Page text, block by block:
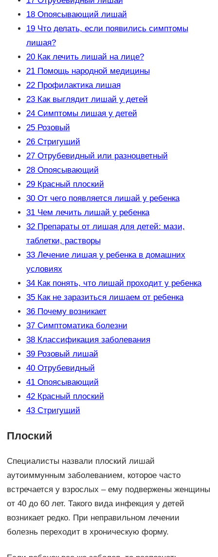
18Опоясывающий лишай
19Что делать, если появились симптомы
лишая?
20Как лечить лишай на лице?
21Помощь народной медицины
22Профилактика лишая
23Как выглядит лишай у детей
24Симптомы лишая у детей
25Розовый
26Стригущий
27Отрубевидный или разноцветный
28Опоясывающий
29Красный плоский
30От чего появляется лишай у ребенка
31Чем лечить лишай у ребенка
32Препараты от лишая для детей: мази,
таблетки, растворы
33Лечение лишая у ребенка в домашних
условиях
34Как понять, что лишай проходит у ребенка
35Как не заразиться лишаем от ребенка
36Почему возникает
37Симптоматика болезни
38Классификация заболевания
39Розовый лишай
40Отрубевидный
41Опоясывающий
42Красный плоский
43Стригущий
Плоский­
Специалисты назвали плоский лишай
аутоиммунным заболеванием, которое часто
встречается у взрослых – ему подвержены женщины
от 40 до 60 лет. Такого вида инфекция у детей
возникает редко. При неправильном лечении
болезнь переходит в хроническую форму.